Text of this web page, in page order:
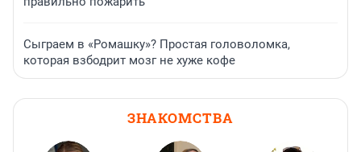
Сыграем в «Ромашку»? Простая головоломка,
которая взбодрит мозг не хуже кофе
ЗНАКОМСТВА